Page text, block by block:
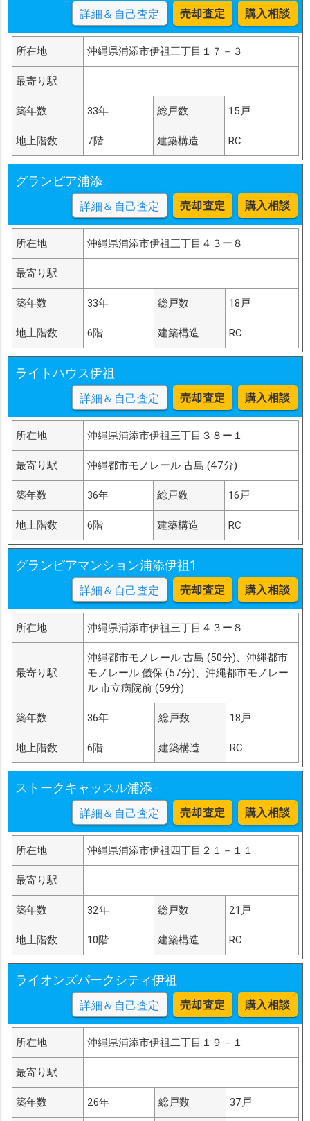
詳細＆自己査定 売却査定 購入相談
所在地 沖縄県浦添市伊祖三丁目１７－３
最寄り駅
築年数 33年 総戸数 15戸
地上階数 7階 建築構造 RC
グランピア浦添
詳細＆自己査定 売却査定 購入相談
所在地 沖縄県浦添市伊祖三丁目４３ー８
最寄り駅
築年数 33年 総戸数 18戸
地上階数 6階 建築構造 RC
ライトハウス伊祖
詳細＆自己査定 売却査定 購入相談
所在地 沖縄県浦添市伊祖三丁目３８ー１
最寄り駅 沖縄都市モノレール 古島 (47分)
築年数 36年 総戸数 16戸
地上階数 6階 建築構造 RC
グランピアマンション浦添伊祖1
詳細＆自己査定 売却査定 購入相談
所在地 沖縄県浦添市伊祖三丁目４３ー８
最寄り駅
沖縄都市モノレール 古島 (50分)、沖縄都市
モノレール 儀保 (57分)、沖縄都市モノレー
ル 市立病院前 (59分)
築年数 36年 総戸数 18戸
地上階数 6階 建築構造 RC
ストークキャッスル浦添
詳細＆自己査定 売却査定 購入相談
所在地 沖縄県浦添市伊祖四丁目２１－１１
最寄り駅
築年数 32年 総戸数 21戸
地上階数 10階 建築構造 RC
ライオンズパークシティ伊祖
詳細＆自己査定 売却査定 購入相談
所在地 沖縄県浦添市伊祖二丁目１９－１
最寄り駅
築年数 26年 総戸数 37戸